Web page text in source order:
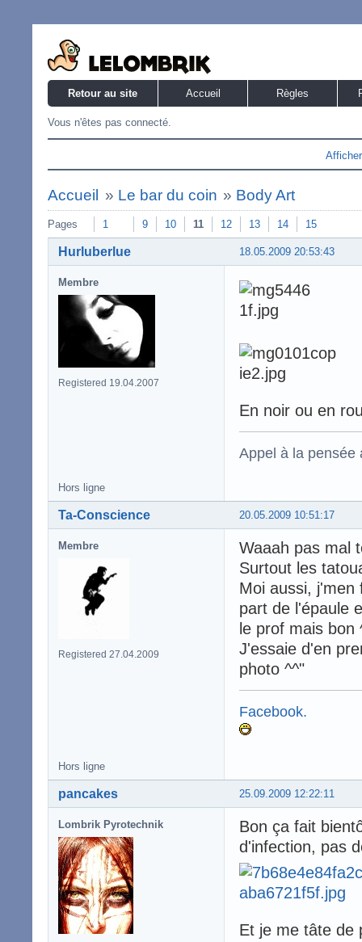
Retour au site Accueil Règles
Vous n'êtes pas connecté.
Accueil » Le bar du coin » Body Art
Pages 1 9 10 11 12 13 14 15
18.05.2009 20:53:43
Hurluberlue
Membre
Registered 19.04.2007
En noir ou en
Appel à la pensée
Hors ligne
20.05.2009 10:51:17
Ta-Conscience
Membre
Registered 27.04.2009
Waaah pas mal
Surtout les
Moi aussi, j'men
part de l'épaule
le prof mais bon
J'essaie d'en
photo ^^"
Facebook.
Hors ligne
25.09.2009 12:22:11
pancakes
Lombrik Pyrotechnik
Bon ça fait
d'infection, pas
Et je me tâte de